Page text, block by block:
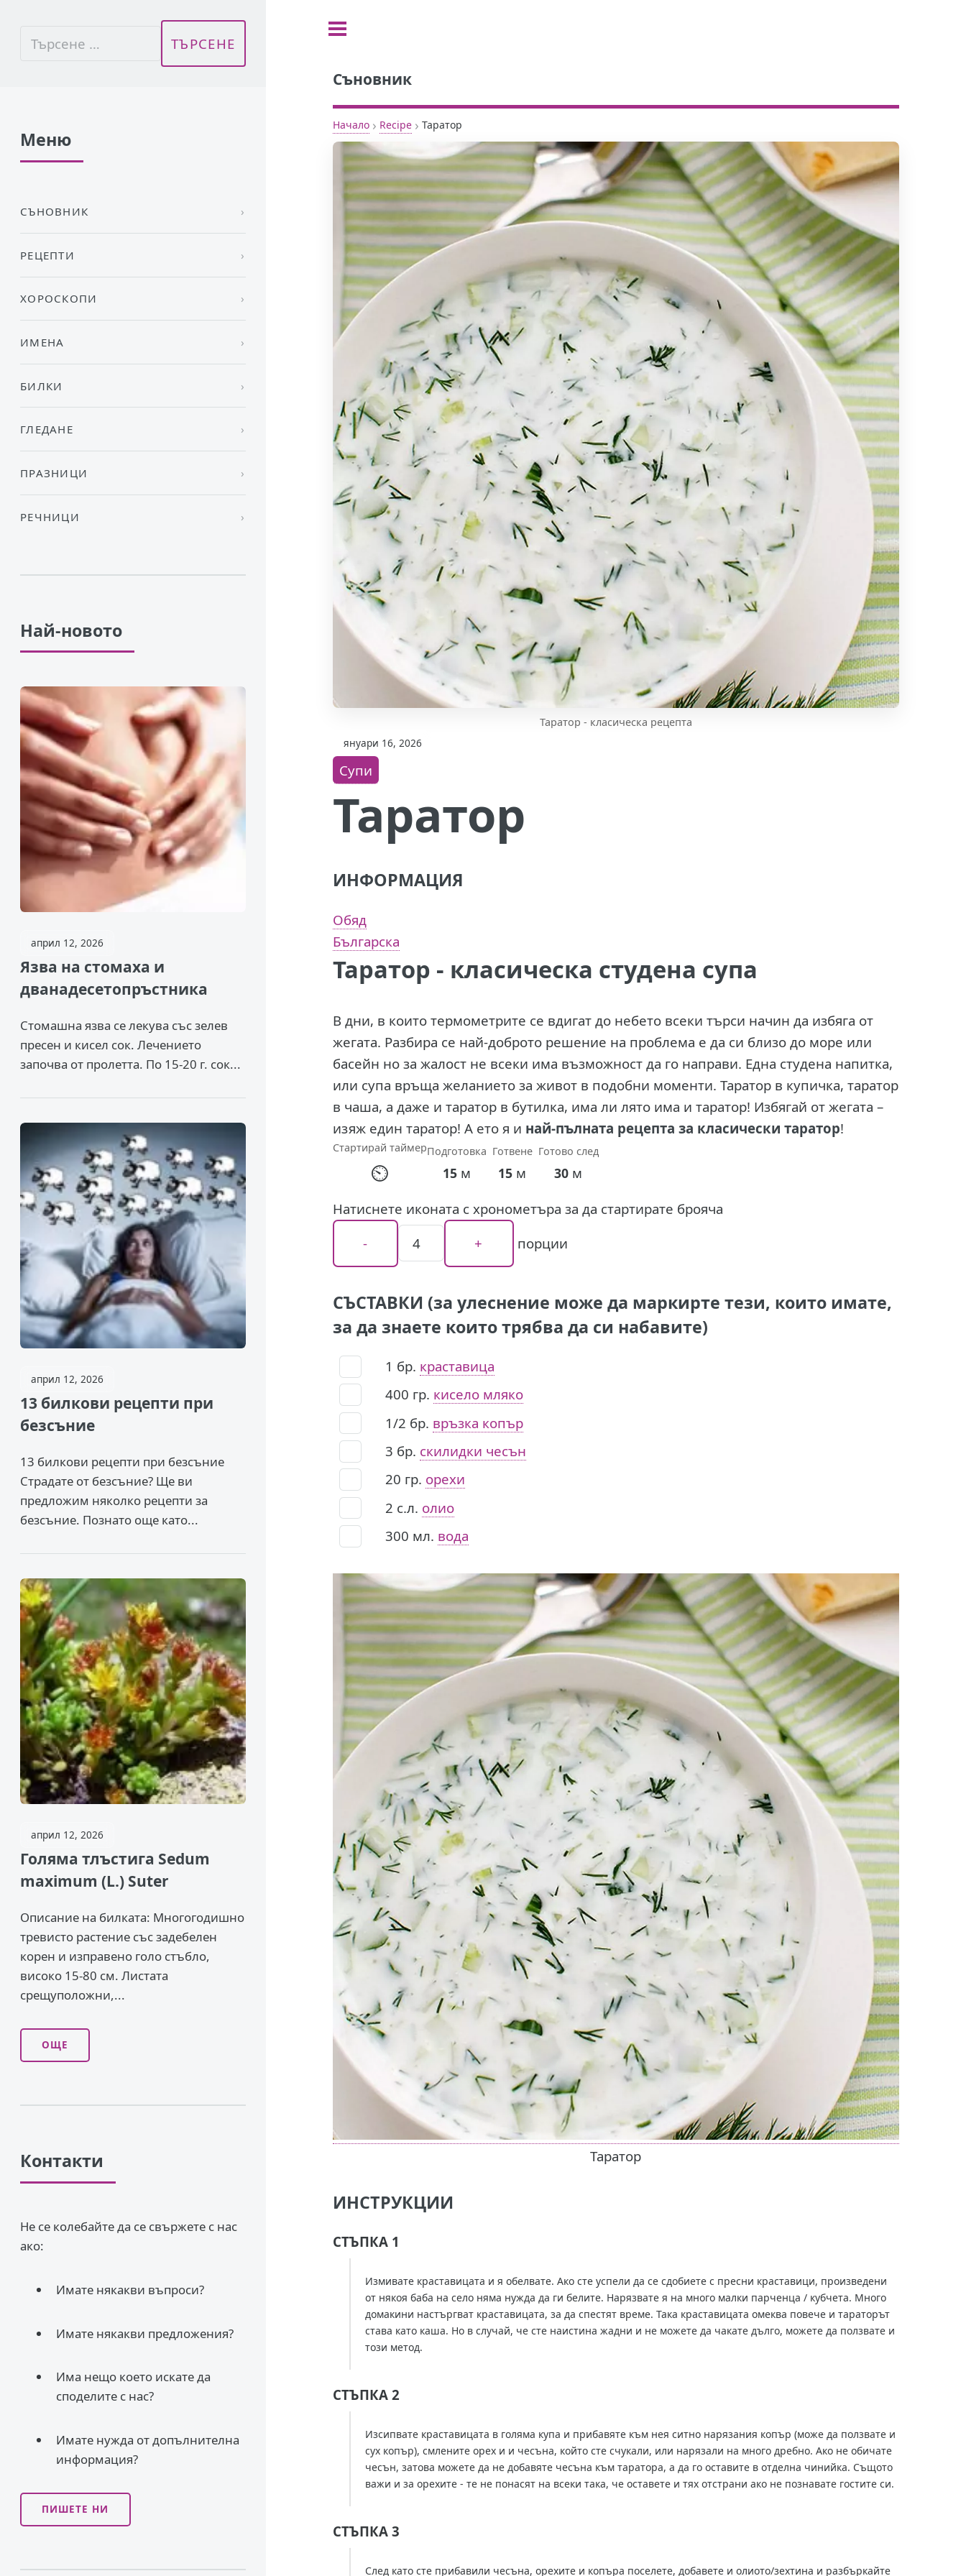
Съновник
Начало › Recipe › Таратор
Таратор - класическа рецепта
януари 16, 2026
Супи
Таратор
ИНФОРМАЦИЯ
Обяд
Българска
Таратор - класическа студена супа
В дни, в които термометрите се вдигат до небето всеки търси начин да избяга от
жегата. Разбира се най-доброто решение на проблема е да си близо до море или
басейн но за жалост не всеки има възможност да го направи. Една студена напитка,
или супа връща желанието за живот в подобни моменти. Таратор в купичка, таратор
в чаша, а даже и таратор в бутилка, има ли лято има и таратор! Избягай от жегата –
изяж един таратор! А ето я и най-пълната рецепта за класически таратор!
Стартирай таймер
⏲
Подготовка
15м
Готвене
15 м
Готово след
30 м
Натиснете иконата с хронометъра за да стартирате брояча
порции
СЪСТАВКИ (за улеснение може да маркирте тези, които имате,
за да знаете които трябва да си набавите)
1 бр. краставица
400 гр. кисело мляко
1/2 бр. връзка копър
3 бр. скилидки чесън
20 гр. орехи
2 с.л. олио
300 мл. вода
Таратор
ИНСТРУКЦИИ
СТЪПКА 1
Измивате краставицата и я обелвате. Ако сте успели да се сдобиете с пресни краставици, произведени
от някоя баба на село няма нужда да ги белите. Нарязвате я на много малки парченца / кубчета. Много
домакини настъргват краставицата, за да спестят време. Така краставицата омеква повече и тараторът
става като каша. Но в случай, че сте наистина жадни и не можете да чакате дълго, можете да ползвате и
този метод.
СТЪПКА 2
Изсипвате краставицата в голяма купа и прибавяте към нея ситно нарязания копър (може да ползвате и
сух копър), смлените орех и и чесъна, който сте счукали, или нарязали на много дребно. Ако не обичате
чесън, затова можете да не добавяте чесъна към таратора, а да го оставите в отделна чинийка. Същото
важи и за орехите - те не понасят на всеки така, че оставете и тях отстрани ако не познавате гостите си.
СТЪПКА 3
След като сте прибавили чесъна, орехите и копъра поселете, добавете и олиото/зехтина и разбъркайте
Меню
СЪНОВНИК
РЕЦЕПТИ
ХОРОСКОПИ
ИМЕНА
БИЛКИ
ГЛЕДАНЕ
ПРАЗНИЦИ
РЕЧНИЦИ
Най-новото
април 12, 2026
Язва на стомаха и
дванадесетопръстника
Стомашна язва се лекува със зелев
пресен и кисел сок. Лечението
започва от пролетта. По 15-20 г. сок...
април 12, 2026
13 билкови рецепти при
безсъние
13 билкови рецепти при безсъние
Страдате от безсъние? Ще ви
предложим няколко рецепти за
безсъние. Познато още като...
април 12, 2026
Голяма тлъстига Sedum
maximum (L.) Suter
Описание на билката: Многогодишно
тревисто растение със задебелен
корен и изправено го­ло стъбло,
високо 15-80 см. Листата
срещуположни,...
ОЩЕ
Контакти
Не се колебайте да се свържете с нас
ако:
Имате някакви въпроси?
Имате някакви предложения?
Има нещо което искате да
споделите с нас?
Имате нужда от допълнителна
информация?
ПИШЕТЕ НИ